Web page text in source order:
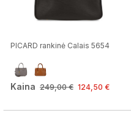
PICARD rankinė Calais 5654
Kaina 249,00 € 124,50 €